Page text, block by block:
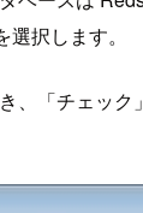
択します。
、「チェック